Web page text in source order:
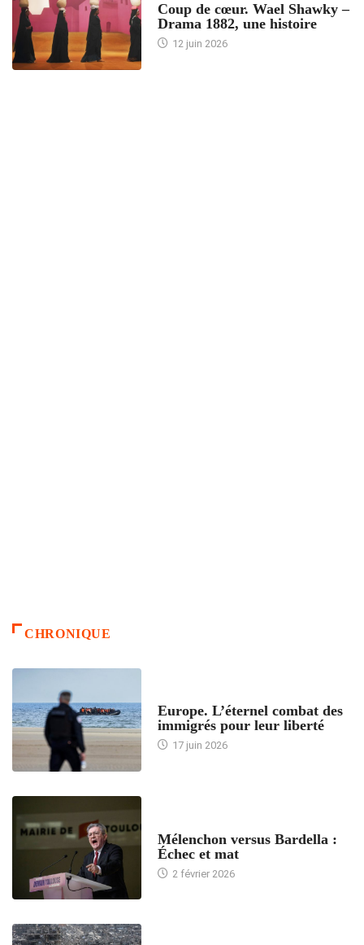
Coup de cœur. Wael Shawky –
Drama 1882, une histoire
12 juin 2026
CHRONIQUE
Europe. L’éternel combat des
immigrés pour leur liberté
17 juin 2026
Mélenchon versus Bardella :
Échec et mat
2 février 2026